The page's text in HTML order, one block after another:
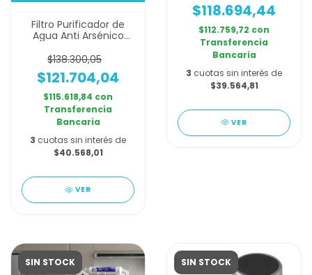
Filtro Purificador de
Agua Anti Arsénico
y Dorado
$138.300,05
$121.704,04
$115.618,84 con
Transferencia
Bancaria
3 cuotas sin interés de
$40.568,01
VER
$118.694,44
$112.759,72 con
Transferencia
Bancaria
3 cuotas sin interés de
$39.564,81
VER
SIN STOCK SIN STOCK